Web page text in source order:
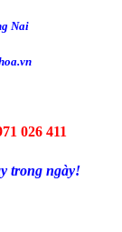
Nai
026 411
trong ngày!